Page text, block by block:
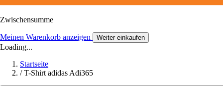
Zwischensumme
Meinen Warenkorb anzeigen Weiter einkaufen
Loading...
Startseite
/ T-Shirt adidas Adi365